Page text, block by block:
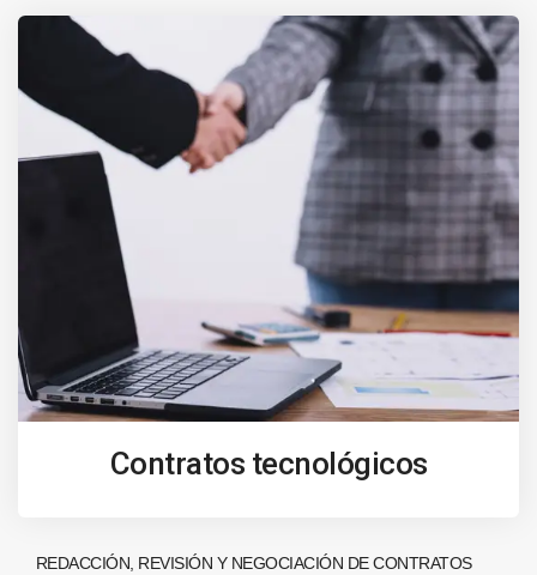
Contratos tecnológicos
REDACCIÓN, REVISIÓN Y NEGOCIACIÓN DE CONTRATOS